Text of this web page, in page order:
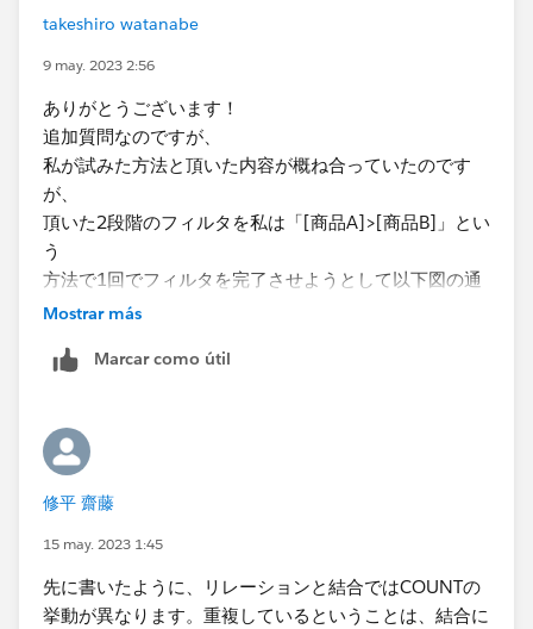
takeshiro watanabe
9 may. 2023 2:56
ありがとうございます！
追加質問なのですが、
私が試みた方法と頂いた内容が概ね合っていたのです
が、​
頂いた2段階のフィルタを私は「​[商品A]>[商品B]」とい
う
方法で1回でフィルタを完了させようとして以下図の通
り、
​頂いた方法と異なる部分はどのような箇所なのでしょう
大変お手数ですが、ご教授お願い致します。​
Mostrar más
Marcar como útil
修平 齋藤
15 may. 2023 1:45
先に書いたように、リレーションと​結合ではCOUNTの
挙動が異なります。重複しているということは、結合に